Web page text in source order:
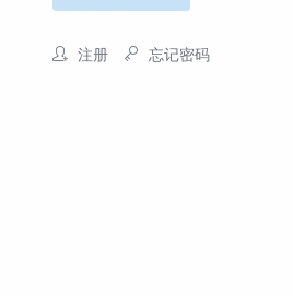
注册 忘记密码